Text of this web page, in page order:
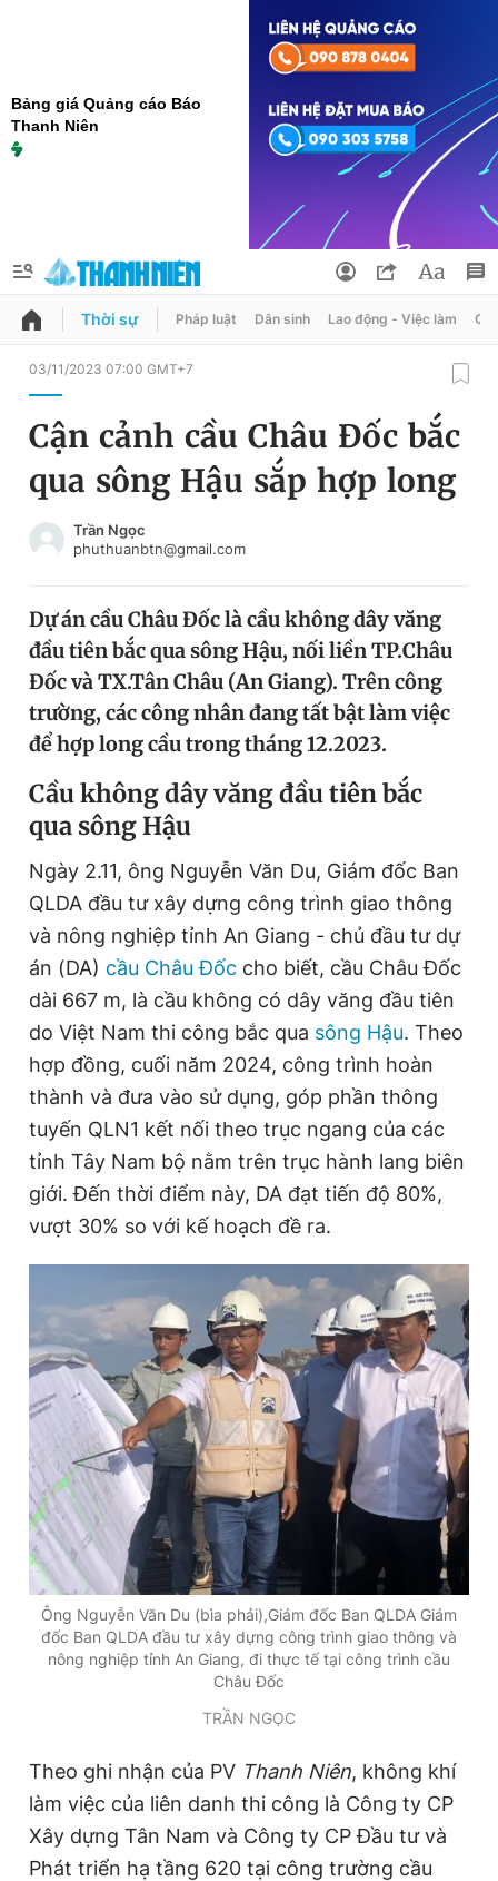
Bảng giá Quảng cáo Báo
Thanh Niên
QUẢNG CÁO
Chuyên mục khác
Tin thị trường Tin 360
Video Magazine
Sản phẩm khác
Tiện ích
Thông tin tòa soạn Liên hệ quảng cáo
Đọc Thanh Niên trên điện thoại
Theo dõi báo trên
0906 645 777
Liên hệ quảng cáo
0908 780 404
Đặt báo Quảng cáo RSS Tòa soạn Chính sách bảo
Tổng biên tập: Nguyễn Ngọc Toàn
Phó tổng biên tập thường trực: Hải Thành
Phó tổng biên tập: Lâm Hiếu Dũng
Phó tổng biên tập: Trần Việt Hưng
Tổng thư ký tòa soạn: Đức Trung
Giấy phép xuất bản số 110/GP - BTTTT cấp ngày 24.3.2020
© 2003-2026 Bản quyền thuộc về Báo Thanh Niên. Cấm sao
chép dưới mọi hình thức nếu không có sự chấp thuận bằng văn
bản. Phát triển bởi ePi Technologies, JSC.
Đổi mật khẩu
Tin đã lưu
Tin đã xem
Đăng xuất
Thời sự Pháp luật Dân sinh Lao động - Việc làm
03/11/2023 07:00 GMT+7
Cận cảnh cầu Châu Đốc bắc
qua sông Hậu sắp hợp long
Trần Ngọc
phuthuanbtn@gmail.com
Dự án cầu Châu Đốc là cầu không dây văng
đầu tiên bắc qua sông Hậu, nối liền TP.Châu
Đốc và TX.Tân Châu (An Giang). Trên công
trường, các công nhân đang tất bật làm việc
để hợp long cầu trong tháng 12.2023.
Cầu không dây văng đầu tiên bắc
qua sông Hậu
Ngày 2.11, ông Nguyễn Văn Du, Giám đốc Ban
QLDA đầu tư xây dựng công trình giao thông
và nông nghiệp tỉnh An Giang - chủ đầu tư dự
án (DA) cầu Châu Đốc cho biết, cầu Châu Đốc
dài 667 m, là cầu không có dây văng đầu tiên
do Việt Nam thi công bắc qua sông Hậu. Theo
hợp đồng, cuối năm 2024, công trình hoàn
thành và đưa vào sử dụng, góp phần thông
tuyến QLN1 kết nối theo trục ngang của các
tỉnh Tây Nam bộ nằm trên trục hành lang biên
giới. Đến thời điểm này, DA đạt tiến độ 80%,
vượt 30% so với kế hoạch đề ra.
Ông Nguyễn Văn Du (bìa phải),Giám đốc Ban QLDA Giám
đốc Ban QLDA đầu tư xây dựng công trình giao thông và
nông nghiệp tỉnh An Giang, đi thực tế tại công trình cầu
Châu Đốc
TRẦN NGỌC
Theo ghi nhận của PV Thanh Niên, không khí
làm việc của liên danh thi công là Công ty CP
Xây dựng Tân Nam và Công ty CP Đầu tư và
Phát triển hạ tầng 620 tại công trường cầu